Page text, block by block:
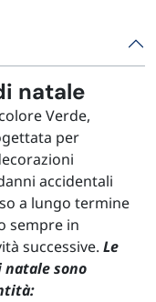
natale
Verde,
per
accidentali
a lungo termine
sempre in
successive. Le
sono